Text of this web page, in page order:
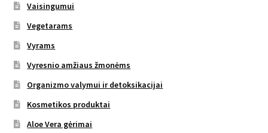
Vaisingumui
Vegetarams
Vyrams
Vyresnio amžiaus žmonėms
Organizmo valymui ir detoksikacijai
Kosmetikos produktai
Aloe Vera gėrimai